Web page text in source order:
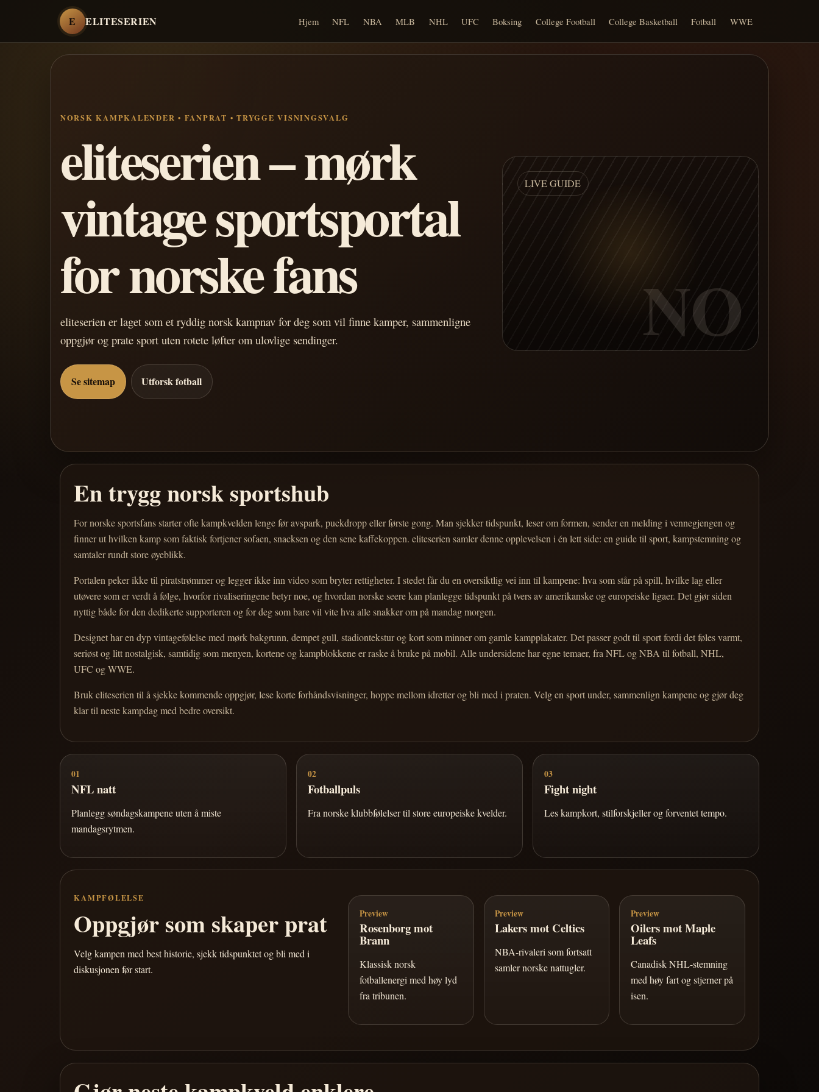
E ELITESERIEN Hjem NFL NBA MLB NHL UFC Boksing College Football College Basketball Fotball WWE
NORSK KAMPKALENDER • FANPRAT • TRYGGE VISNINGSVALG
eliteserien – mørk
vintage sportsportal
for norske fans
eliteserien er laget som et ryddig norsk kampnav for deg som vil finne kamper, sammenligne
oppgjør og prate sport uten rotete løfter om ulovlige sendinger.
Se sitemap Utforsk fotball
LIVE GUIDE
NO
En trygg norsk sportshub
For norske sportsfans starter ofte kampkvelden lenge før avspark, puckdropp eller første gong. Man sjekker tidspunkt, leser om formen, sender en melding i vennegjengen og
finner ut hvilken kamp som faktisk fortjener sofaen, snacksen og den sene kaffekoppen. eliteserien samler denne opplevelsen i én lett side: en guide til sport, kampstemning og
samtaler rundt store øyeblikk.
Portalen peker ikke til piratstrømmer og legger ikke inn video som bryter rettigheter. I stedet får du en oversiktlig vei inn til kampene: hva som står på spill, hvilke lag eller
utøvere som er verdt å følge, hvorfor rivaliseringene betyr noe, og hvordan norske seere kan planlegge tidspunkt på tvers av amerikanske og europeiske ligaer. Det gjør siden
nyttig både for den dedikerte supporteren og for deg som bare vil vite hva alle snakker om på mandag morgen.
Designet har en dyp vintagefølelse med mørk bakgrunn, dempet gull, stadiontekstur og kort som minner om gamle kampplakater. Det passer godt til sport fordi det føles varmt,
seriøst og litt nostalgisk, samtidig som menyen, kortene og kampblokkene er raske å bruke på mobil. Alle undersidene har egne temaer, fra NFL og NBA til fotball, NHL,
UFC og WWE.
Bruk eliteserien til å sjekke kommende oppgjør, lese korte forhåndsvisninger, hoppe mellom idretter og bli med i praten. Velg en sport under, sammenlign kampene og gjør deg
klar til neste kampdag med bedre oversikt.
01
NFL natt
Planlegg søndagskampene uten å miste
mandagsrytmen.
02
Fotballpuls
Fra norske klubbfølelser til store europeiske kvelder.
03
Fight night
Les kampkort, stilforskjeller og forventet tempo.
KAMPFØLELSE
Oppgjør som skaper prat
Velg kampen med best historie, sjekk tidspunktet og bli med i
diskusjonen før start.
Preview
Rosenborg mot
Brann
Klassisk norsk
fotballenergi med høy lyd
fra tribunen.
Preview
Lakers mot Celtics
NBA-rivaleri som fortsatt
samler norske nattugler.
Preview
Oilers mot Maple
Leafs
Canadisk NHL-stemning
med høy fart og stjerner på
isen.